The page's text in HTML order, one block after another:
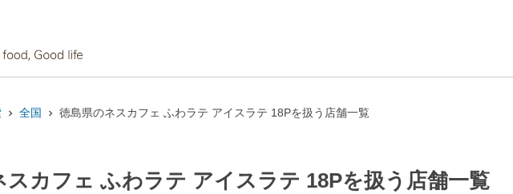
全国 徳島県のネスカフェ ふわラテ アイスラテ 18Pを扱う店舗一覧
スカフェ ふわラテ アイスラテ 18Pを扱う店舗一覧